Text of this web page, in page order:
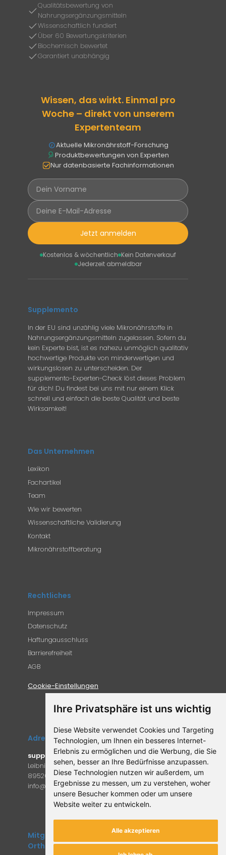
Ihre Privatsphäre ist uns wichtig
Diese Website verwendet Cookies und Targeting
Technologien, um Ihnen ein besseres Internet-
Erlebnis zu ermöglichen und die Werbung, die Sie
sehen, besser an Ihre Bedürfnisse anzupassen.
Diese Technologien nutzen wir außerdem, um
Ergebnisse zu messen, um zu verstehen, woher
unsere Besucher kommen oder um unsere
Website weiter zu entwickeln.
Alle akzeptieren
Qualitätsbewertung von
Nahrungsergänzungsmitteln
Wissenschaftlich fundiert
Über 60 Bewertungskriterien
Biochemisch bewertet
Garantiert unabhängig
Wissen, das wirkt. Einmal pro
Woche – direkt von unserem
Expertenteam
Aktuelle Mikronährstoff-Forschung
Produktbewertungen von Experten
Nur datenbasierte Fachinformationen
Jetzt anmelden
Kostenlos & wöchentlich Kein Datenverkauf
Jederzeit abmeldbar
Supplemento
In der EU sind unzählig viele Mikronährstoffe in
Nahrungsergänzungsmitteln zugelassen. Sofern du
kein Experte bist, ist es nahezu unmöglich qualitativ
hochwertige Produkte von minderwertigen und
wirkungslosen zu unterscheiden. Der
supplemento-Experten-Check löst dieses Problem
für dich! Du findest bei uns mit nur einem Klick
schnell und einfach die beste Qualität und beste
Wirksamkeit!
Das Unternehmen
Lexikon
Fachartikel
Team
Wie wir bewerten
Wissenschaftliche Validierung
Kontakt
Mikronährstoffberatung
Rechtliches
Impressum
Datenschutz
Haftungausschluss
Barrierefreiheit
AGB
Cookie-Einstellungen
Adresse
supplemento.de
Leibniz-Campus 9
89520 Heidenheim an der Brenz
info@supplemento.de
Mitglied des Forum
Orthomolekulare Medizin